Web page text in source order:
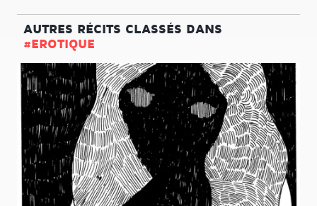
AUTRES RÉCITS CLASSÉS DANS
#EROTIQUE